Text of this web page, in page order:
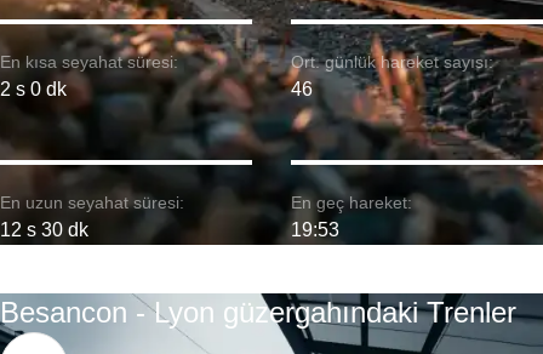
En kısa seyahat süresi:
2 s 0 dk
En uzun seyahat süresi:
12 s 30 dk
Ort. günlük hareket sayısı:
46
En geç hareket:
19:53
Besancon - Lyon güzergahındaki Trenler